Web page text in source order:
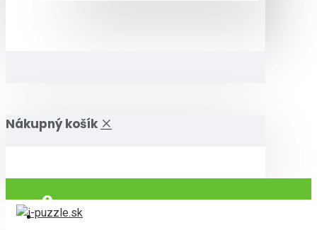
Nákupný košík
Prihlásiť